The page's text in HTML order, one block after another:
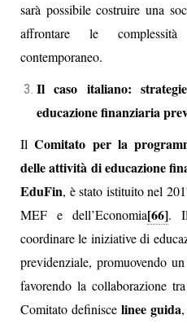
sarà possibile costruire una
affrontare le
contemporaneo.
Il caso italiano:
educazione finanziaria
IlComitato per la
delle attività di educazione
EduFin, è stato istituito nel
MEF e dell’Economia[66].
coordinare le iniziative di
previdenziale, promuovendo
favorendo la collaborazione
Comitato definisce linee guida